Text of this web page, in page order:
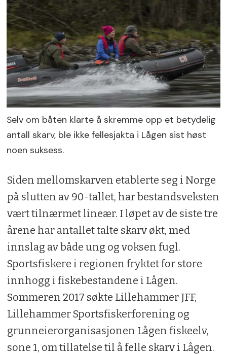
Selv om båten klarte å skremme opp et betydelig
antall skarv, ble ikke fellesjakta i Lågen sist høst
noen suksess.
Siden mellomskarven etablerte seg i Norge
på slutten av 90-tallet, har bestandsveksten
vært tilnærmet lineær. I løpet av de siste tre
årene har antallet talte skarv økt, med
innslag av både ung og voksen fugl.
Sportsfiskere i regionen fryktet for store
innhogg i fiskebestandene i Lågen.
Sommeren 2017 søkte Lillehammer JFF,
Lillehammer Sportsfiskerforening og
grunneierorganisasjonen Lågen fiskeelv,
sone 1, om tillatelse til å felle skarv i Lågen.